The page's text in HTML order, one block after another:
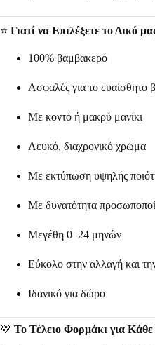
⭐ Γιατί να Επιλέξετε το Δικό
100% βαμβακερό
Ασφαλές για το ευαίσθητο
Με κοντό ή μακρύ μανίκι
Λευκό, διαχρονικό χρώμα
Με εκτύπωση υψηλής
Με δυνατότητα
Μεγέθη 0–24 μηνών
Εύκολο στην αλλαγή και
Ιδανικό για δώρο
💛 Το Τέλειο Φορμάκι για